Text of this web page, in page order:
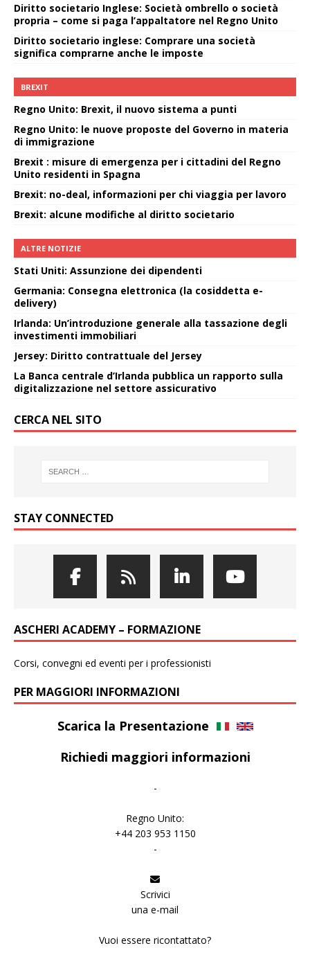
Diritto societario Inglese: Società ombrello o società
propria – come si paga l’appaltatore nel Regno Unito
Diritto societario inglese: Comprare una società
significa comprarne anche le imposte
BREXIT
Regno Unito: Brexit, il nuovo sistema a punti
Regno Unito: le nuove proposte del Governo in materia
di immigrazione
Brexit : misure di emergenza per i cittadini del Regno
Unito residenti in Spagna
Brexit: no-deal, informazioni per chi viaggia per lavoro
Brexit: alcune modifiche al diritto societario
ALTRE NOTIZIE
Stati Uniti: Assunzione dei dipendenti
Germania: Consegna elettronica (la cosiddetta e-
delivery)
Irlanda: Un’introduzione generale alla tassazione degli
investimenti immobiliari
Jersey: Diritto contrattuale del Jersey
La Banca centrale d’Irlanda pubblica un rapporto sulla
digitalizzazione nel settore assicurativo
CERCA NEL SITO
STAY CONNECTED
ASCHERI ACADEMY – FORMAZIONE
Corsi, convegni ed eventi per i professionisti
PER MAGGIORI INFORMAZIONI
Scarica la Presentazione
Richiedi maggiori informazioni
-
Regno Unito:
+44 203 953 1150
-
Scrivici
una e-mail
Vuoi essere ricontattato?